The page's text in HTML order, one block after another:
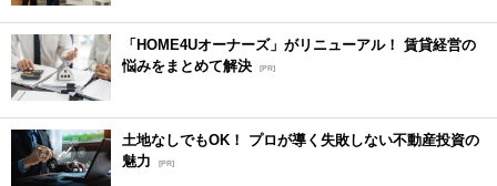
「HOME4Uオーナーズ」がリニューアル！ 賃貸経営の
悩みをまとめて解決 [PR]
土地なしでもOK！ プロが導く失敗しない不動産投資の
魅力
[PR]